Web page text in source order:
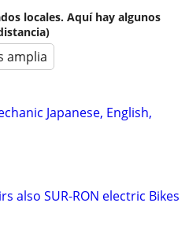
locales. Aquí hay algunos
amplia
Japanese, English,
also SUR-RON electric Bikes